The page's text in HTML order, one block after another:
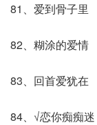
81、爱到骨子里
82、糊涂的爱情
83、回首爱犹在
84、√恋你痴痴迷